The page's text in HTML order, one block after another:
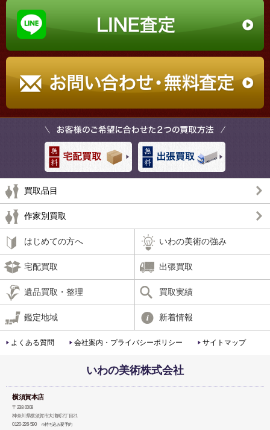
買取品目
作家別買取
はじめての方へ いわの美術の強み
宅配買取 出張買取
遺品買取・整理 買取実績
鑑定地域 新着情報
よくある質問 会社案内・プライバシーポリシー サイトマップ
いわの美術株式会社
横須賀本店
〒238-0008
神奈川県横須賀市大滝町2丁目21
0120-226-590
※持ち込み要予約